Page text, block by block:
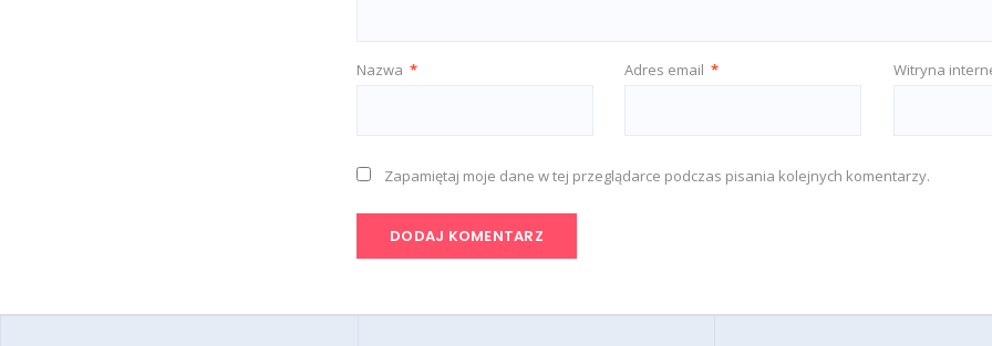
Nazwa * Adres email * Witryna
Zapamiętaj moje dane w tej przeglądarce podczas pisania kolejnych komentarzy.